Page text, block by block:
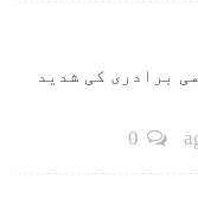
برادری کی شدید